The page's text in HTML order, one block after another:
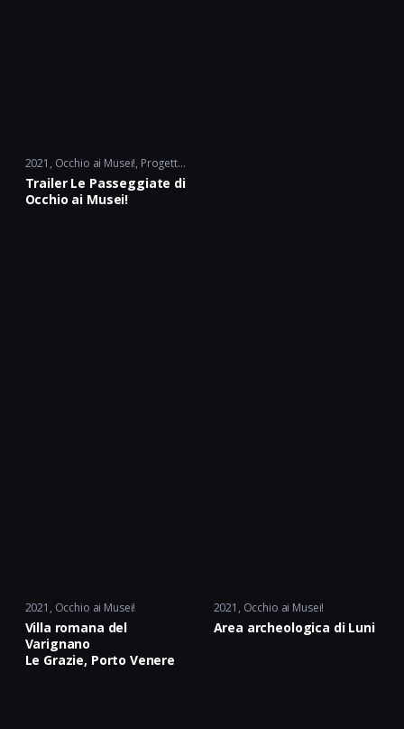
2021 Occhio ai Musei!, Progetto Cult.
Trailer Le Passeggiate di
Occhio ai Musei!
2021 Occhio ai Musei!
Villa romana del
Varignano
Le Grazie, Porto Venere
2021 Occhio ai Musei!
Area archeologica di Luni